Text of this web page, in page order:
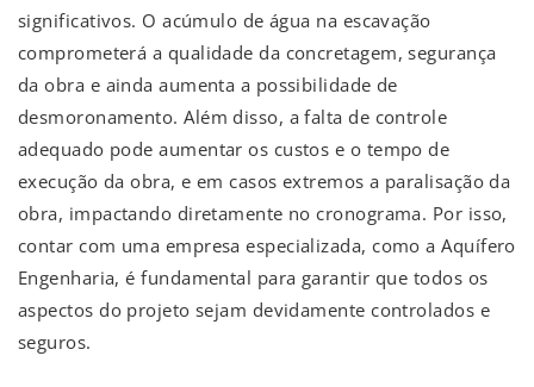
significativos. O acúmulo de água na escavação
comprometerá a qualidade da concretagem, segurança
da obra e ainda aumenta a possibilidade de
desmoronamento. Além disso, a falta de controle
adequado pode aumentar os custos e o tempo de
execução da obra, e em casos extremos a paralisação da
obra, impactando diretamente no cronograma. Por isso,
contar com uma empresa especializada, como a Aquífero
Engenharia, é fundamental para garantir que todos os
aspectos do projeto sejam devidamente controlados e
seguros.